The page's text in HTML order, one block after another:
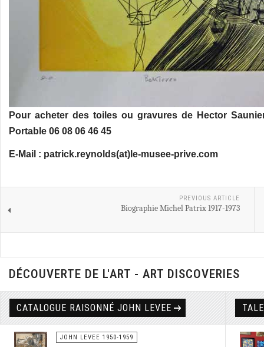
Pour acheter des toiles ou gravures de Hector
Portable 06 08 06 46 45
E-Mail : patrick.reynolds(at)le-musee-prive.com
PREVIOUS ARTICLE
Biographie Michel Patrix 1917-1973
DÉCOUVERTE DE L'ART - ART DISCOVERIES
CATALOGUE RAISONNÉ JOHN LEVEE
JOHN LEVEE 1950-1959